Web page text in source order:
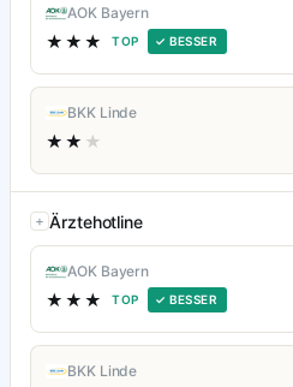
AOK Bayern
★★★ TOP ✓ BESSER
BKK Linde
★★ ★
Ärztehotline
AOK Bayern
★★★ TOP ✓ BESSER
BKK Linde